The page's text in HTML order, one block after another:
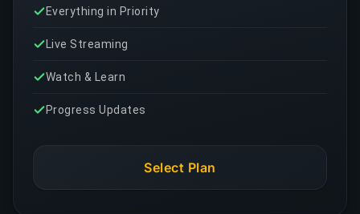
Everything in Priority
Live Streaming
Watch & Learn
Progress Updates
Select Plan